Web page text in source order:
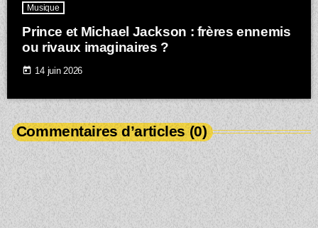
Musique
Prince et Michael Jackson : frères ennemis
ou rivaux imaginaires ?
today 14 juin 2026
Commentaires d’articles (0)